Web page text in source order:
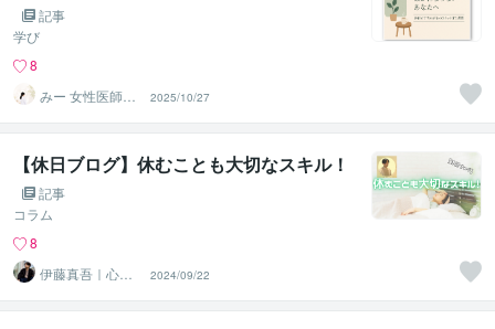
記事
学び
8
みー 女性医師＊
二児の母＊悩み
相談
2025/10/27
【休日ブログ】休むことも大切なスキル！
記事
コラム
8
伊藤真吾｜心理
カウンセラー
2024/09/22